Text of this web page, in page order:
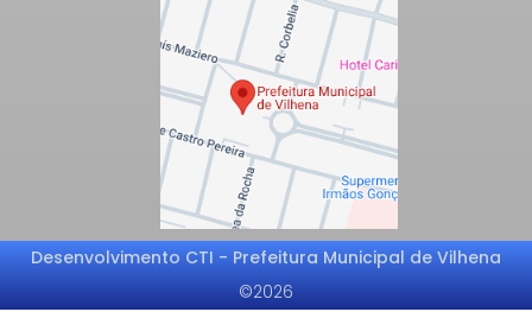
Desenvolvimento CTI - Prefeitura Municipal de Vilhena
©2026